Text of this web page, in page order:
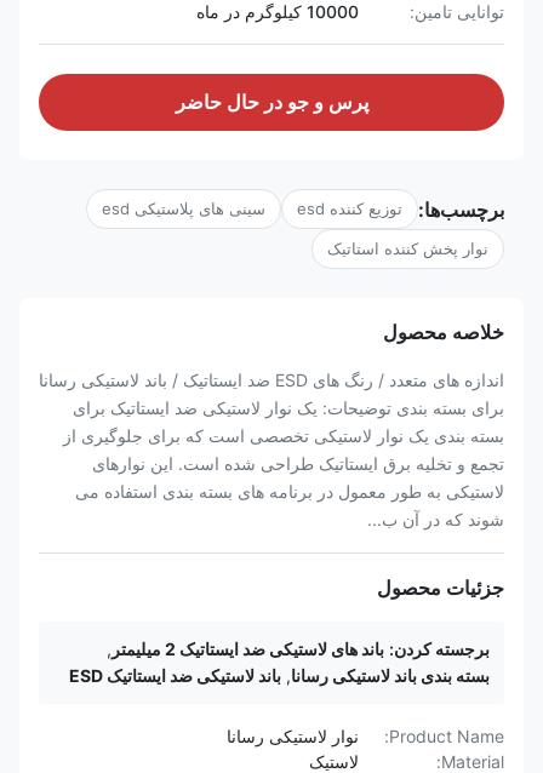
توانایی تامین:
10000 کیلوگرم در ماه
پرس و جو در حال حاضر
برچسب‌ها: توزیع کننده esd سینی های پلاستیکی esd
نوار پخش کننده استاتیک
خلاصه محصول
اندازه های متعدد / رنگ های ESD ضد ایستاتیک / باند لاستیکی رسانا
برای بسته بندی توضیحات: یک نوار لاستیکی ضد ایستاتیک برای
بسته بندی یک نوار لاستیکی تخصصی است که برای جلوگیری از
تجمع و تخلیه برق ایستاتیک طراحی شده است. این نوارهای
لاستیکی به طور معمول در برنامه های بسته بندی استفاده می
شوند که در آن ب...
جزئیات محصول
برجسته کردن: باند های لاستیکی ضد ایستاتیک 2 میلیمتر
,
بسته بندی باند لاستیکی رسانا, باند لاستیکی ضد ایستاتیک ESD
Product Name:
نوار لاستیکی رسانا
Material:
لاستیک